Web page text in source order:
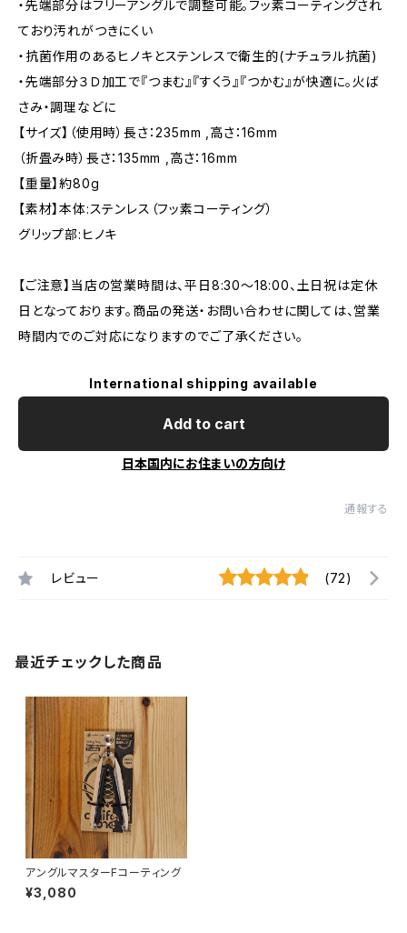
・先端部分はフリーアングルで調整可能。フッ素コーティングされ
ており汚れがつきにくい
・抗菌作用のあるヒノキとステンレスで衛生的(ナチュラル抗菌)
・先端部分３Ｄ加工で『つまむ』『すくう』『つかむ』が快適に。火ば
さみ・調理などに
【サイズ】（使用時）長さ：235mm ,高さ：16mm
（折畳み時）長さ：135mm ,高さ：16mm
【重量】約80g
【素材】本体:ステンレス（フッ素コーティング）
グリップ部:ヒノキ
【ご注意】当店の営業時間は、平日8:30～18:00、土日祝は定休
日となっております。商品の発送・お問い合わせに関しては、営業
時間内でのご対応になりますのでご了承ください。
International shipping available
Add to cart
日本国内にお住まいの方向け
通報する
レビュー (72)
最近チェックした商品
アングルマスターFコーティング
¥3,080